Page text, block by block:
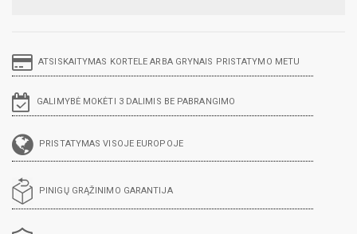
ATSISKAITYMAS KORTELE ARBA GRYNAIS PRISTATYMO METU
GALIMYBĖ MOKĖTI 3 DALIMIS BE PABRANGIMO
PRISTATYMAS VISOJE EUROPOJE
PINIGŲ GRĄŽINIMO GARANTIJA